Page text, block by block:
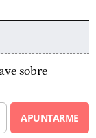
sobre
APUNTARME